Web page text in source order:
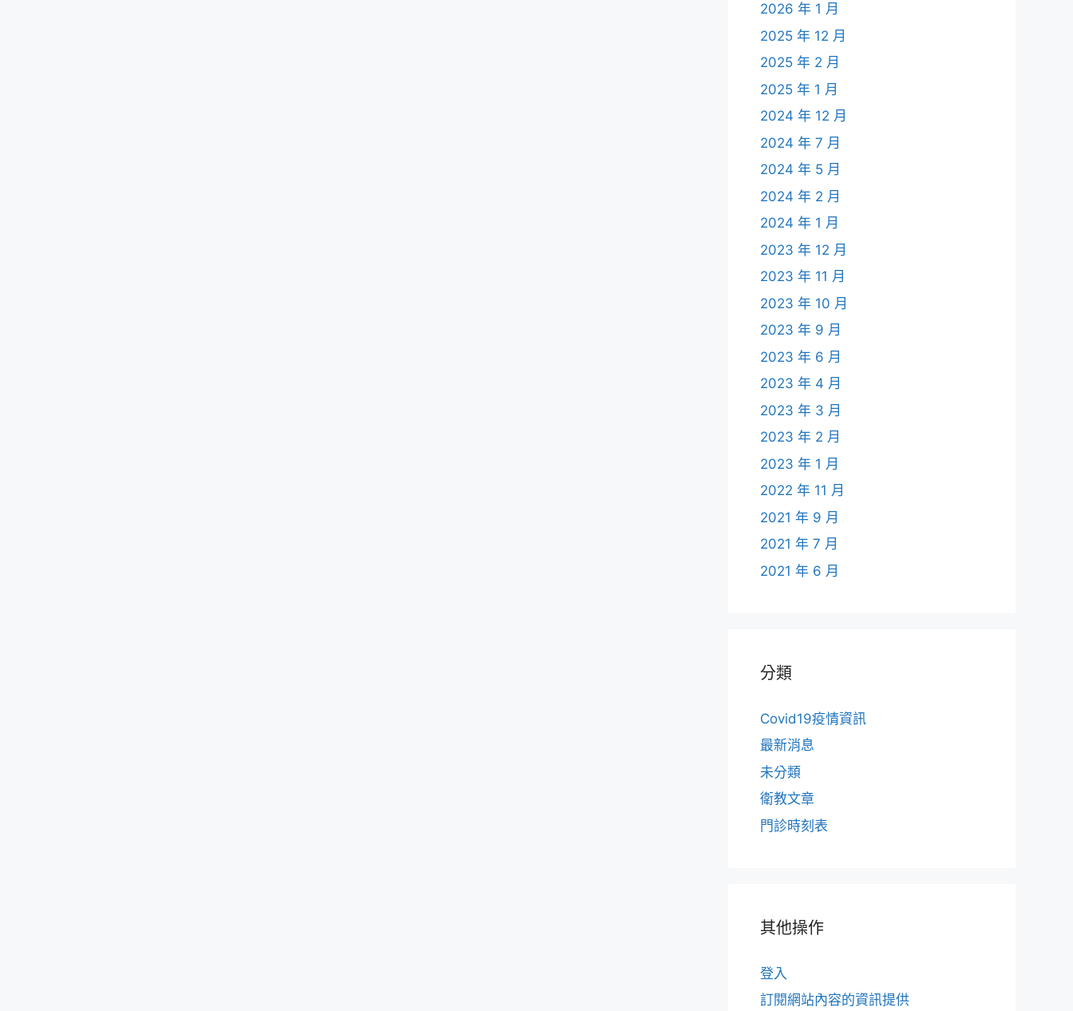
2026 年 1 月
2025 年 12 月
2025 年 2 月
2025 年 1 月
2024 年 12 月
2024 年 7 月
2024 年 5 月
2024 年 2 月
2024 年 1 月
2023 年 12 月
2023 年 11 月
2023 年 10 月
2023 年 9 月
2023 年 6 月
2023 年 4 月
2023 年 3 月
2023 年 2 月
2023 年 1 月
2022 年 11 月
2021 年 9 月
2021 年 7 月
2021 年 6 月
分類
Covid19疫情資訊
最新消息
未分類
衛教文章
門診時刻表
其他操作
登入
訂閱網站內容的資訊提供